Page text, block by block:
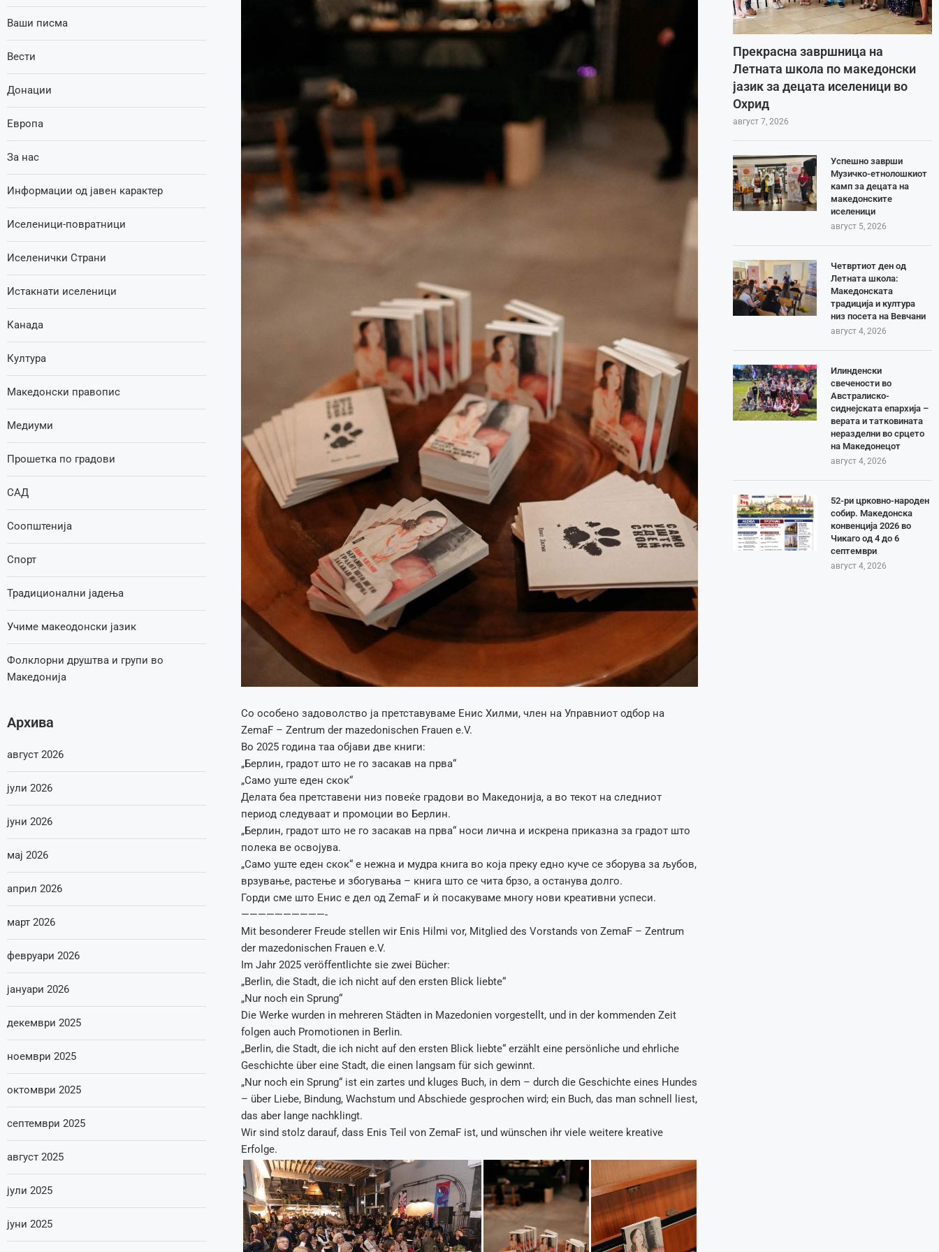
Со особено задоволство ја претставуваме Енис Хилми, член на Управниот одбор на
ZemaF – Zentrum der mazedonischen Frauen e.V.
Во 2025 година таа објави две книги:
„Берлин, градот што не го засакав на прва“
„Само уште еден скок“
Делата беа претставени низ повеќе градови во Македонија, а во текот на следниот
период следуваат и промоции во Берлин.
„Берлин, градот што не го засакав на прва“ носи лична и искрена приказна за градот што
полека ве освојува.
„Само уште еден скок“ е нежна и мудра книга во која преку едно куче се зборува за љубов,
врзување, растење и збогувања – книга што се чита брзо, а останува долго.
Горди сме што Енис е дел од ZemaF и ѝ посакуваме многу нови креативни успеси.
——————————-
Mit besonderer Freude stellen wir Enis Hilmi vor, Mitglied des Vorstands von ZemaF – Zentrum
der mazedonischen Frauen e.V.
Im Jahr 2025 veröffentlichte sie zwei Bücher:
„Berlin, die Stadt, die ich nicht auf den ersten Blick liebte“
„Nur noch ein Sprung“
Die Werke wurden in mehreren Städten in Mazedonien vorgestellt, und in der kommenden Zeit
folgen auch Promotionen in Berlin.
„Berlin, die Stadt, die ich nicht auf den ersten Blick liebte“ erzählt eine persönliche und ehrliche
Geschichte über eine Stadt, die einen langsam für sich gewinnt.
„Nur noch ein Sprung“ ist ein zartes und kluges Buch, in dem – durch die Geschichte eines Hundes
– über Liebe, Bindung, Wachstum und Abschiede gesprochen wird; ein Buch, das man schnell liest,
das aber lange nachklingt.
Wir sind stolz darauf, dass Enis Teil von ZemaF ist, und wünschen ihr viele weitere kreative
Erfolge.
Прекрасна завршница на
Летната школа по македонски
јазик за децата иселеници во
Охрид
август 7, 2026
Успешно заврши
Музичко-етнолошкиот
камп за децата на
македонските
иселеници
август 5, 2026
Четвртиот ден од
Летната школа:
Македонската
традиција и култура
низ посета на Вевчани
август 4, 2026
Илинденски
свечености во
Австралиско-
сиднејската епархија –
верата и татковината
неразделни во срцето
на Македонецот
август 4, 2026
52-ри црковно-народен
собир. Македонска
конвенција 2026 во
Чикаго од 4 до 6
септември
август 4, 2026
Ваши писма
Вести
Донации
Европа
За нас
Информации од јавен карактер
Иселеници-повратници
Иселенички Страни
Истакнати иселеници
Канада
Култура
Македонски правопис
Медиуми
Прошетка по градови
САД
Соопштенија
Спорт
Традиционални јадења
Учиме макеодонски јазик
Фолклорни друштва и групи во
Македонија
Архива
август 2026
јули 2026
јуни 2026
мај 2026
април 2026
март 2026
февруари 2026
јануари 2026
декември 2025
ноември 2025
октомври 2025
септември 2025
август 2025
јули 2025
јуни 2025